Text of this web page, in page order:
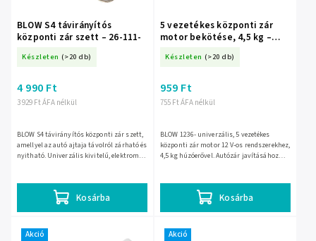
BLOW S4 távirányítós
központi zár szett – 26-111-
Készleten (>20 db)
3 929 Ft ÁFA nélkül
4 990 Ft
Kosárba
BLOW S4 távirányítós központi zár szett,
amellyel az autó ajtaja távolról zárható és
nyitható. Univerzális kivitelű, elektromos
5 vezetékes központi zár
motor bekötése, 4,5 kg –
Készleten (>20 db)
755 Ft ÁFA nélkül
959 Ft
Kosárba
BLOW 1236- univerzális, 5 vezetékes
központi zár motor 12 V-os rendszerekhez,
4,5 kg húzóerővel. Autózár javításához
Akció Akció